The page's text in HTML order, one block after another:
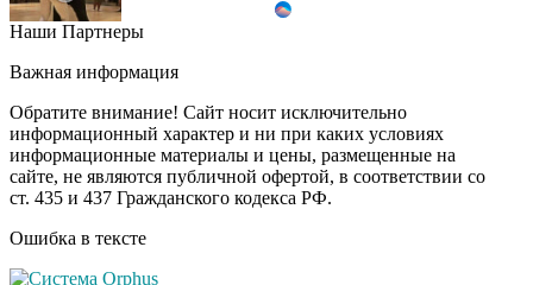
Этот танец невесты
Пересмотрела 10 раз
i
Ролик из Омска: вы
будете смеяться долго
Наши Партнеры
Важная информация
Обратите внимание! Сайт носит исключительно
информационный характер и ни при каких условиях
информационные материалы и цены, размещенные на
сайте, не являются публичной офертой, в соответствии со
ст. 435 и 437 Гражданского кодекса РФ.
Ошибка в тексте